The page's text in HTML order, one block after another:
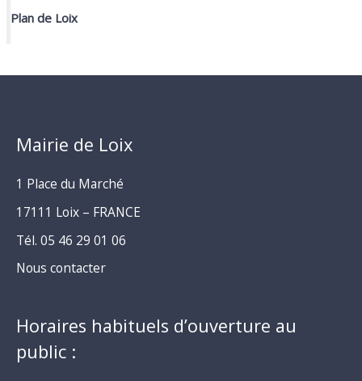
Plan de Loix
Mairie de Loix
1 Place du Marché
17111 Loix – FRANCE
Tél. 05 46 29 01 06
Nous contacter
Horaires habituels d’ouverture au
public :